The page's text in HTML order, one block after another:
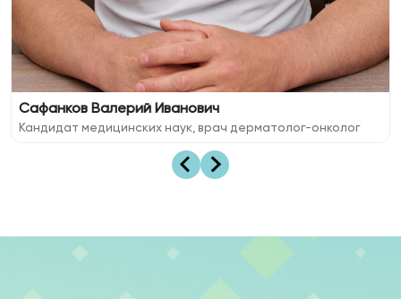
Сафанков Валерий Иванович
Кандидат медицинских наук, врач дерматолог-онколог